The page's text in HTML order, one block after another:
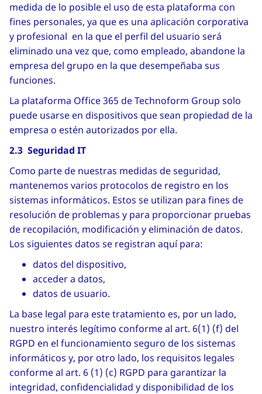
medida de lo posible el uso de esta plataforma con
fines personales, ya que es una aplicación corporativa
y profesional en la que el perfil del usuario será
eliminado una vez que, como empleado, abandone la
empresa del grupo en la que desempeñaba sus
funciones.
La plataforma Office 365 de Technoform Group solo
puede usarse en dispositivos que sean propiedad de la
empresa o estén autorizados por ella.
2.3 Seguridad IT
Como parte de nuestras medidas de seguridad,
mantenemos varios protocolos de registro en los
sistemas informáticos. Estos se utilizan para fines de
resolución de problemas y para proporcionar pruebas
de recopilación, modificación y eliminación de datos.
Los siguientes datos se registran aquí para:
datos del dispositivo,
acceder a datos,
datos de usuario.
La base legal para este tratamiento es, por un lado,
nuestro interés legítimo conforme al art. 6(1) (f) del
RGPD en el funcionamiento seguro de los sistemas
informáticos y, por otro lado, los requisitos legales
conforme al art. 6 (1) (c) RGPD para garantizar la
integridad, confidencialidad y disponibilidad de los